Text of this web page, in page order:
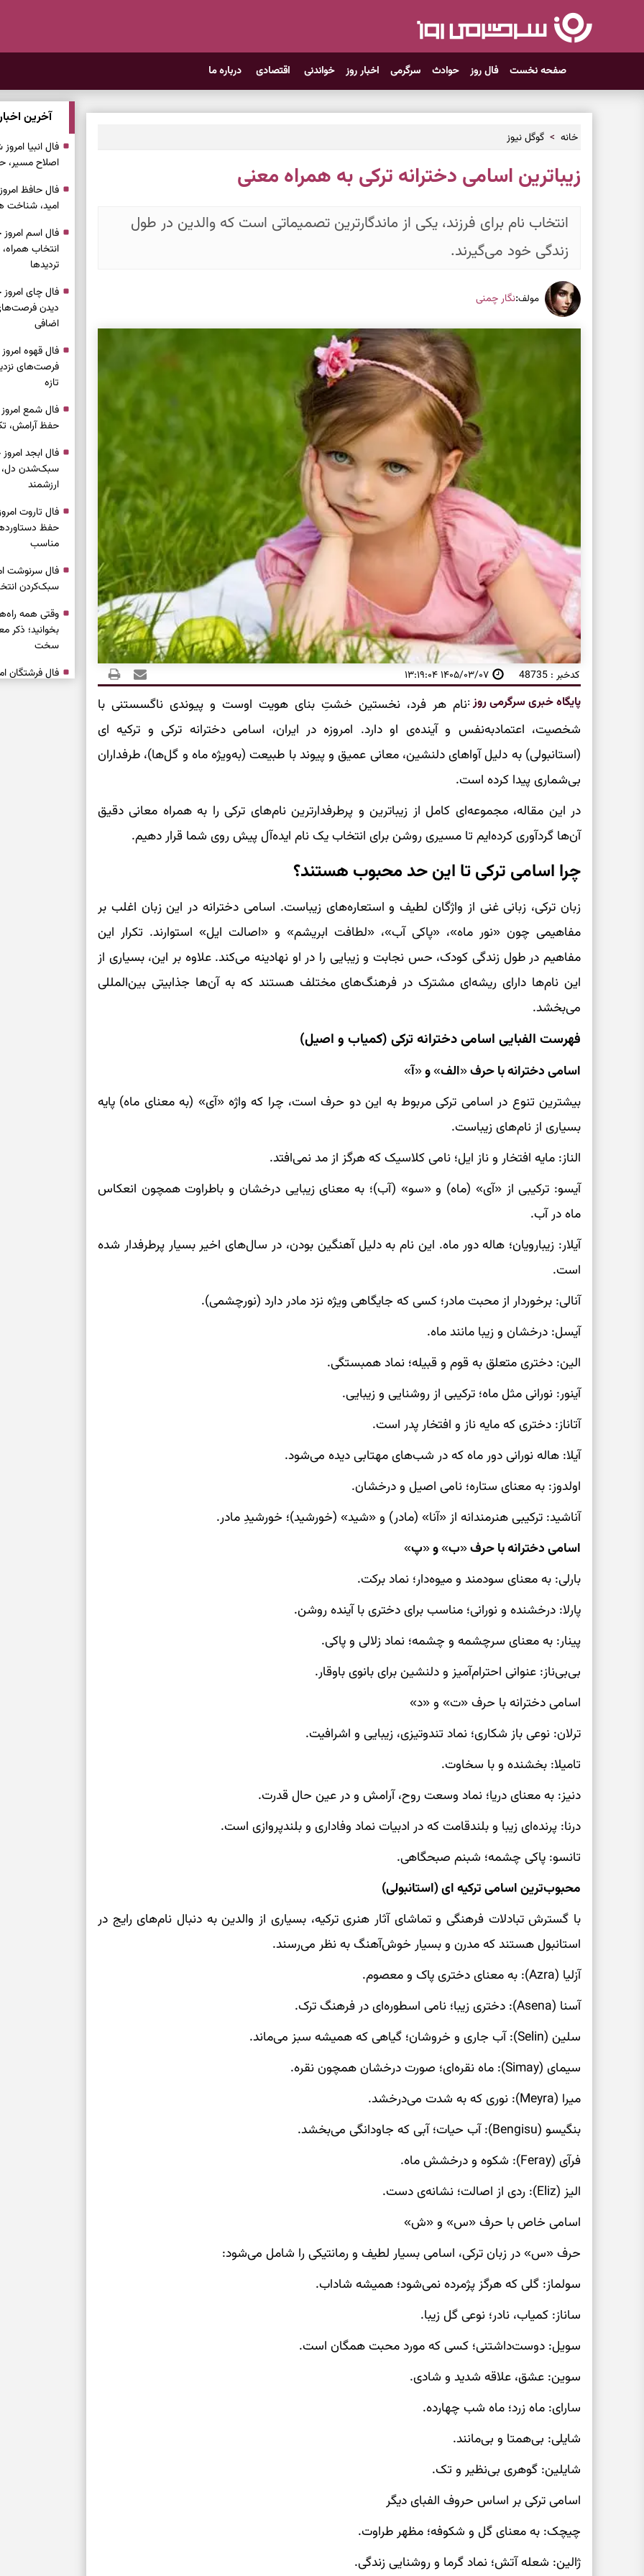
صفحه نخست فال روز حوادث سرگرمی اخبار روز خواندنی اقتصادی درباره ما
خانه گوگل نیوز
زیباترین اسامی دخترانه ترکی به همراه معنی
انتخاب نام برای فرزند، یکی از ماندگارترین تصمیماتی است که والدین در طول
زندگی خود می‌گیرند.
مولف:نگار چمنی
کدخبر : 48735 ۱۴۰۵/۰۳/۰۷ ۱۳:۱۹:۰۴
پایگاه خبری سرگرمی روز:نام هر فرد، نخستین خشتِ بنای هویت اوست و پیوندی ناگسستنی با
شخصیت، اعتمادبه‌نفس و آینده‌ی او دارد. امروزه در ایران، اسامی دخترانه ترکی و ترکیه ای
(استانبولی) به دلیل آواهای دلنشین، معانی عمیق و پیوند با طبیعت (به‌ویژه ماه و گل‌ها)، طرفداران
بی‌شماری پیدا کرده است.
در این مقاله، مجموعه‌ای کامل از زیباترین و پرطرفدارترین نام‌های ترکی را به همراه معانی دقیق
آن‌ها گردآوری کرده‌ایم تا مسیری روشن برای انتخاب یک نام ایده‌آل پیش روی شما قرار دهیم.
چرا اسامی ترکی تا این حد محبوب هستند؟
زبان ترکی، زبانی غنی از واژگان لطیف و استعاره‌های زیباست. اسامی دخترانه در این زبان اغلب بر
مفاهیمی چون «نور ماه»، «پاکی آب»، «لطافت ابریشم» و «اصالت ایل» استوارند. تکرار این
مفاهیم در طول زندگی کودک، حس نجابت و زیبایی را در او نهادینه می‌کند. علاوه بر این، بسیاری از
این نام‌ها دارای ریشه‌ای مشترک در فرهنگ‌های مختلف هستند که به آن‌ها جذابیتی بین‌المللی
می‌بخشد.
فهرست الفبایی اسامی دخترانه ترکی (کمیاب و اصیل)
اسامی دخترانه با حرف «الف» و «آ»
بیشترین تنوع در اسامی ترکی مربوط به این دو حرف است، چرا که واژه «آی» (به معنای ماه) پایه
بسیاری از نام‌های زیباست.
الناز: مایه افتخار و ناز ایل؛ نامی کلاسیک که هرگز از مد نمی‌افتد.
آیسو: ترکیبی از «آی» (ماه) و «سو» (آب)؛ به معنای زیبایی درخشان و باطراوت همچون انعکاس
ماه در آب.
آیلار: زیبا‌رویان؛ هاله دور ماه. این نام به دلیل آهنگین بودن، در سال‌های اخیر بسیار پرطرفدار شده
است.
آنالی: برخوردار از محبت مادر؛ کسی که جایگاهی ویژه نزد مادر دارد (نورچشمی).
آیسل: درخشان و زیبا مانند ماه.
الین: دختری متعلق به قوم و قبیله؛ نماد همبستگی.
آینور: نورانی مثل ماه؛ ترکیبی از روشنایی و زیبایی.
آتاناز: دختری که مایه ناز و افتخار پدر است.
آیلا: هاله نورانی دور ماه که در شب‌های مهتابی دیده می‌شود.
اولدوز: به معنای ستاره؛ نامی اصیل و درخشان.
آناشید: ترکیبی هنرمندانه از «آنا» (مادر) و «شید» (خورشید)؛ خورشیدِ مادر.
اسامی دخترانه با حرف «ب» و «پ»
بارلی: به معنای سودمند و میوه‌دار؛ نماد برکت.
پارلا: درخشنده و نورانی؛ مناسب برای دختری با آینده روشن.
پینار: به معنای سرچشمه و چشمه؛ نماد زلالی و پاکی.
بی‌بی‌ناز: عنوانی احترام‌آمیز و دلنشین برای بانوی باوقار.
اسامی دخترانه با حرف «ت» و «د»
ترلان: نوعی باز شکاری؛ نماد تندوتیزی، زیبایی و اشرافیت.
تامیلا: بخشنده و با سخاوت.
دنیز: به معنای دریا؛ نماد وسعت روح، آرامش و در عین حال قدرت.
درنا: پرنده‌ای زیبا و بلندقامت که در ادبیات نماد وفاداری و بلندپروازی است.
تانسو: پاکی چشمه؛ شبنم صبحگاهی.
محبوب‌ترین اسامی ترکیه ای (استانبولی)
با گسترش تبادلات فرهنگی و تماشای آثار هنری ترکیه، بسیاری از والدین به دنبال نام‌های رایج در
استانبول هستند که مدرن و بسیار خوش‌آهنگ به نظر می‌رسند.
آزلیا (Azra): به معنای دختری پاک و معصوم.
آسنا (Asena): دختری زیبا؛ نامی اسطوره‌ای در فرهنگ ترک.
سلین (Selin): آب جاری و خروشان؛ گیاهی که همیشه سبز می‌ماند.
سیمای (Simay): ماه نقره‌ای؛ صورت درخشان همچون نقره.
میرا (Meyra): نوری که به شدت می‌درخشد.
بنگیسو (Bengisu): آب حیات؛ آبی که جاودانگی می‌بخشد.
فرآی (Feray): شکوه و درخشش ماه.
الیز (Eliz): ردی از اصالت؛ نشانه‌ی دست.
اسامی خاص با حرف «س» و «ش»
حرف «س» در زبان ترکی، اسامی بسیار لطیف و رمانتیکی را شامل می‌شود:
سولماز: گلی که هرگز پژمرده نمی‌شود؛ همیشه شاداب.
ساناز: کمیاب، نادر؛ نوعی گل زیبا.
سویل: دوست‌داشتنی؛ کسی که مورد محبت همگان است.
سوین: عشق، علاقه شدید و شادی.
سارای: ماه زرد؛ ماه شب چهارده.
شایلی: بی‌همتا و بی‌مانند.
شایلین: گوهری بی‌نظیر و تک.
اسامی ترکی بر اساس حروف الفبای دیگر
چیچک: به معنای گل و شکوفه؛ مظهر طراوت.
ژالین: شعله آتش؛ نماد گرما و روشنایی زندگی.
آخرین
اصلاح مسیر،
امید، شناخت
انتخاب
تردیدها
دیدن
اضافی
فرصت‌های
تازه
حفظ آرامش،
سبک‌شدن دل،
ارزشمند
حفظ
مناسب
سبک‌کردن
وقتی همه
بخوانید؛ ذکر
سخت